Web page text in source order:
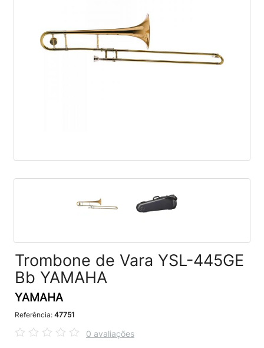
Trombone de Vara YSL-445GE
Bb YAMAHA
YAMAHA
Referência: 47751
0 avaliações